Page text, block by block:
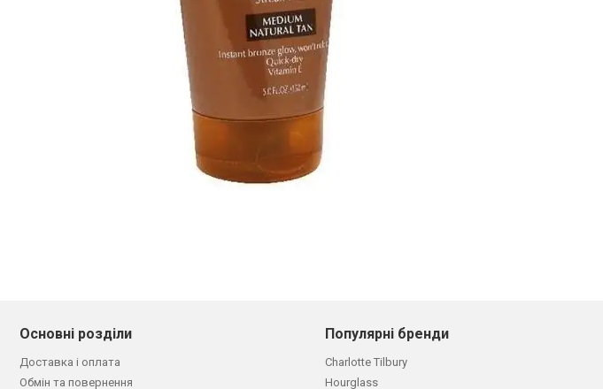
Основні розділи
Доставка і оплата
Обмін та повернення
Популярні бренди
Charlotte Tilbury
Hourglass